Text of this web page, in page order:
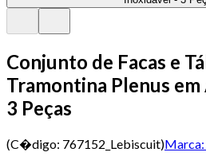
Conjunto de Facas e
Tramontina Plenus
3 Peças
(C�digo: 767152_Lebiscuit)Marca: